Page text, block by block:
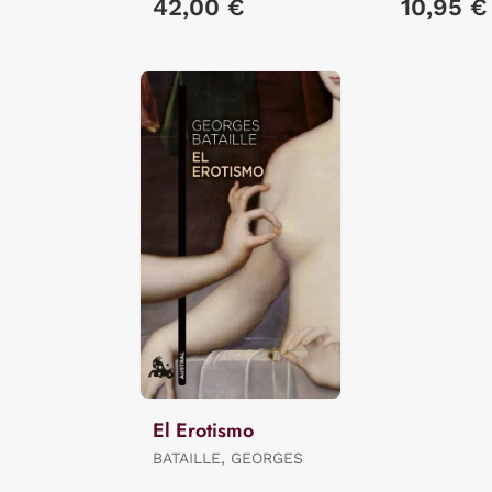
42,00 € 10,95 €
El Erotismo
BATAILLE, GEORGES